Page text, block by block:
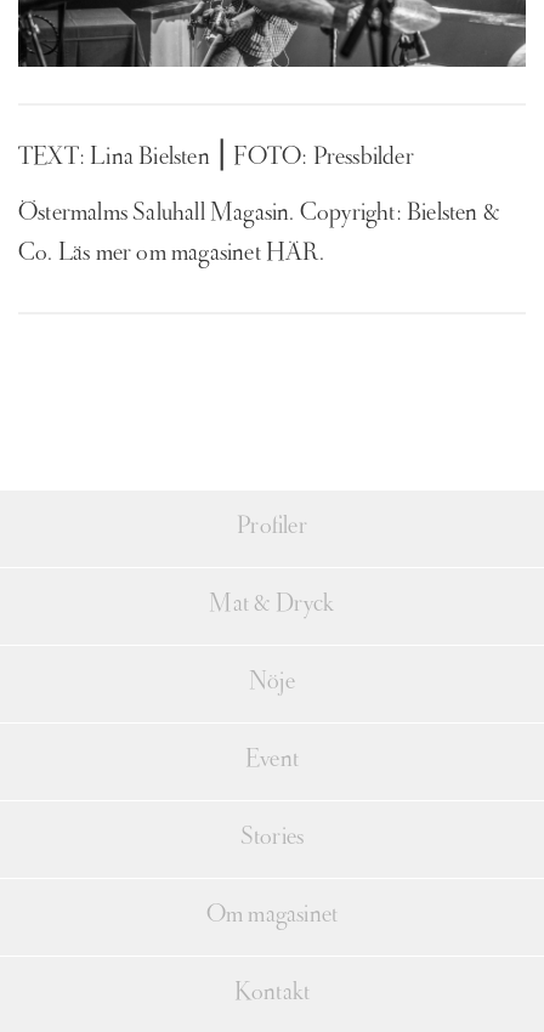
TEXT: Lina Bielsten ⎮ FOTO: Pressbilder
Östermalms Saluhall Magasin. Copyright: Bielsten &
Co. Läs mer om magasinet HÄR.
Profiler
Mat & Dryck
Nöje
Event
Stories
Om magasinet
Kontakt